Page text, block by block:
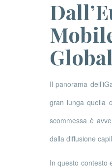
Il panorama
gran lunga quella
scommessa è
dalla diffusione
In questo contesto